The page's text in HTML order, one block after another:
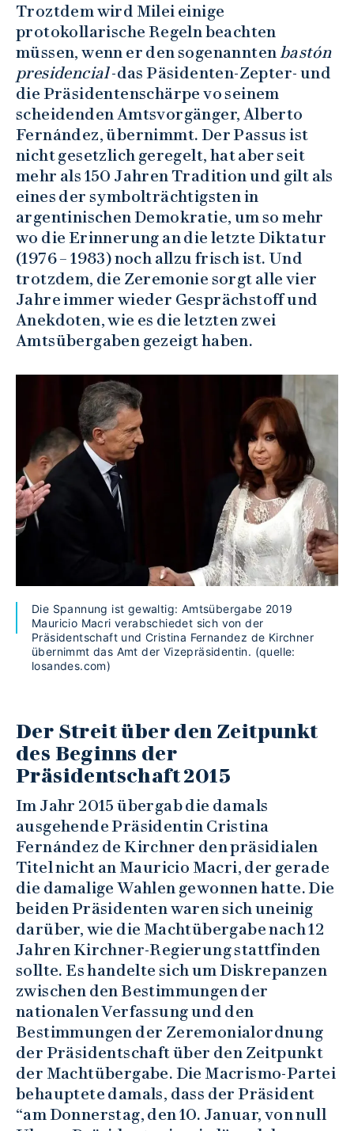
Troztdem wird Milei einige
protokollarische Regeln beachten
müssen, wenn er den sogenanntenbastón
presidencial-das Päsidenten-Zepter- und
die Präsidentenschärpe vo seinem
scheidenden Amtsvorgänger, Alberto
Fernández, übernimmt. Der Passus ist
nicht gesetzlich geregelt, hat aber seit
mehr als 150 Jahren Tradition und gilt als
eines der symbolträchtigsten in
argentinischen Demokratie, um so mehr
wo die Erinnerung an die letzte Diktatur
(1976 – 1983) noch allzu frisch ist. Und
trotzdem, die Zeremonie sorgt alle vier
Jahre immer wieder Gesprächstoff und
Anekdoten, wie es die letzten zwei
Amtsübergaben gezeigt haben.
Die Spannung ist gewaltig: Amtsübergabe 2019
Mauricio Macri verabschiedet sich von der
Präsidentschaft und Cristina Fernandez de Kirchner
übernimmt das Amt der Vizepräsidentin. (quelle:
losandes.com)
Der Streit über den Zeitpunkt
des Beginns der
Präsidentschaft2015
Im Jahr 2015 übergab die damals
ausgehende Präsidentin Cristina
Fernández de Kirchner den präsidialen
Titel nicht an Mauricio Macri, der gerade
die damalige Wahlen gewonnen hatte. Die
beiden Präsidenten waren sich uneinig
darüber, wie die Machtübergabe nach 12
Jahren Kirchner-Regierung stattfinden
sollte. Es handelte sich um Diskrepanzen
zwischen den Bestimmungen der
nationalen Verfassung und den
Bestimmungen der Zeremonialordnung
der Präsidentschaft über den Zeitpunkt
der Machtübergabe. Die Macrismo-Partei
behauptete damals, dass der Präsident
“am Donnerstag, den 10. Januar, von null